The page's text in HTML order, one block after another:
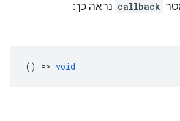
callback נראה כך:
() => void